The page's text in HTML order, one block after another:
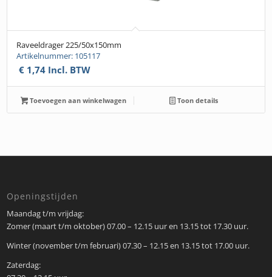
Raveeldrager 225/50x150mm
Artikelnummer: 105117
€ 1,74 Incl. BTW
Toevoegen aan winkelwagen Toon details
Openingstijden
Maandag t/m vrijdag:
Zomer (maart t/m oktober) 07.00 – 12.15 uur en 13.15 tot 17.30 uur.
Winter (november t/m februari) 07.30 – 12.15 en 13.15 tot 17.00 uur.
Zaterdag: